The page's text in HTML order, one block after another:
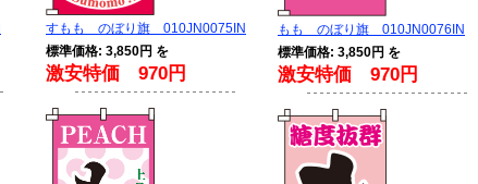
すもも のぼり旗 010JN0075IN
標準価格: 3,850円 を
激安特価 970円
もも のぼり旗 010JN0076IN
標準価格: 3,850円 を
激安特価 970円